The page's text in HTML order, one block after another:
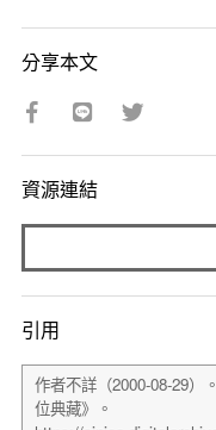
分享本文
資源連結
引用